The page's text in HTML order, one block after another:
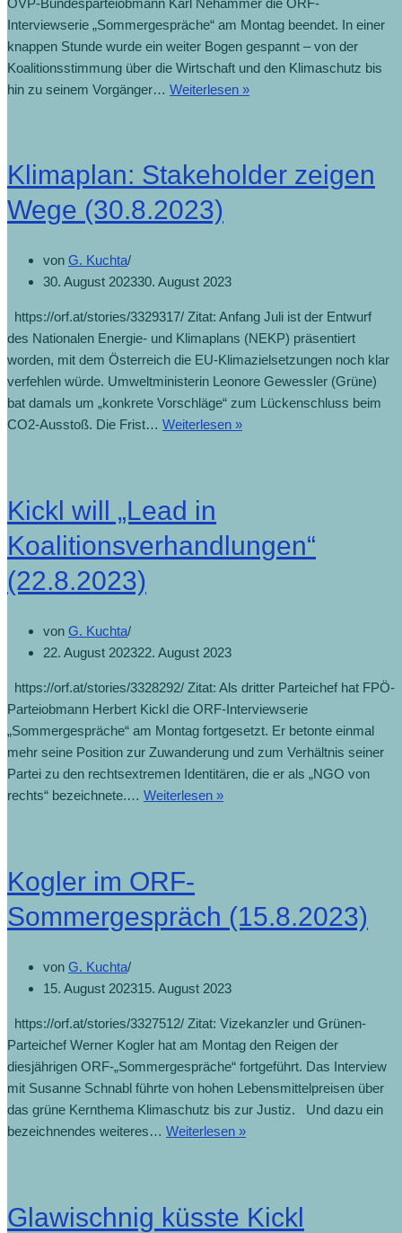
Interviewserie „Sommergespräche“ am Montag beendet. In einer
knappen Stunde wurde ein weiter Bogen gespannt – von der
Koalitionsstimmung über die Wirtschaft und den Klimaschutz bis
hin zu seinem Vorgänger… Weiterlesen »
Klimaplan: Stakeholder zeigen
Wege (30.8.2023)
von G. Kuchta
30. August 202330. August 2023
https://orf.at/stories/3329317/ Zitat: Anfang Juli ist der Entwurf
des Nationalen Energie- und Klimaplans (NEKP) präsentiert
worden, mit dem Österreich die EU-Klimazielsetzungen noch klar
verfehlen würde. Umweltministerin Leonore Gewessler (Grüne)
bat damals um „konkrete Vorschläge“ zum Lückenschluss beim
CO2-Ausstoß. Die Frist… Weiterlesen »
Kickl will „Lead in
Koalitionsverhandlungen“
(22.8.2023)
von G. Kuchta
22. August 202322. August 2023
https://orf.at/stories/3328292/ Zitat: Als dritter Parteichef hat FPÖ-
Parteiobmann Herbert Kickl die ORF-Interviewserie
„Sommergespräche“ am Montag fortgesetzt. Er betonte einmal
mehr seine Position zur Zuwanderung und zum Verhältnis seiner
Partei zu den rechtsextremen Identitären, die er als „NGO von
rechts“ bezeichnete.… Weiterlesen »
Kogler im ORF-
Sommergespräch (15.8.2023)
von G. Kuchta
15. August 202315. August 2023
https://orf.at/stories/3327512/ Zitat: Vizekanzler und Grünen-
Parteichef Werner Kogler hat am Montag den Reigen der
diesjährigen ORF-„Sommergespräche“ fortgeführt. Das Interview
mit Susanne Schnabl führte von hohen Lebensmittelpreisen über
das grüne Kernthema Klimaschutz bis zur Justiz. Und dazu ein
bezeichnendes weiteres… Weiterlesen »
Glawischnig küsste Kickl